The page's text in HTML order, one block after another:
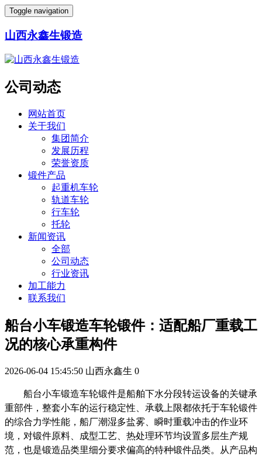
Toggle navigation
山西永鑫生锻造
公司动态
网站首页
关于我们
集团简介
发展历程
荣誉资质
锻件产品
起重机车轮
轨道车轮
行车轮
托轮
新闻资讯
全部
公司动态
行业资讯
加工能力
联系我们
船台小车锻造车轮锻件：适配船厂重载工
况的核心承重构件
2026-06-04 15:45:50 山西永鑫生 0
船台小车锻造车轮锻件是船舶下水分段转运设备的关键承
重部件，整套小车的运行稳定性、承载上限都依托于车轮锻件
的综合力学性能，船厂潮湿多盐雾、瞬时重载冲击的作业环
境，对锻件原料、成型工艺、热处理环节均设置多层生产规
范，也是锻造品类里细分要求偏高的特种锻件品类。从产品构